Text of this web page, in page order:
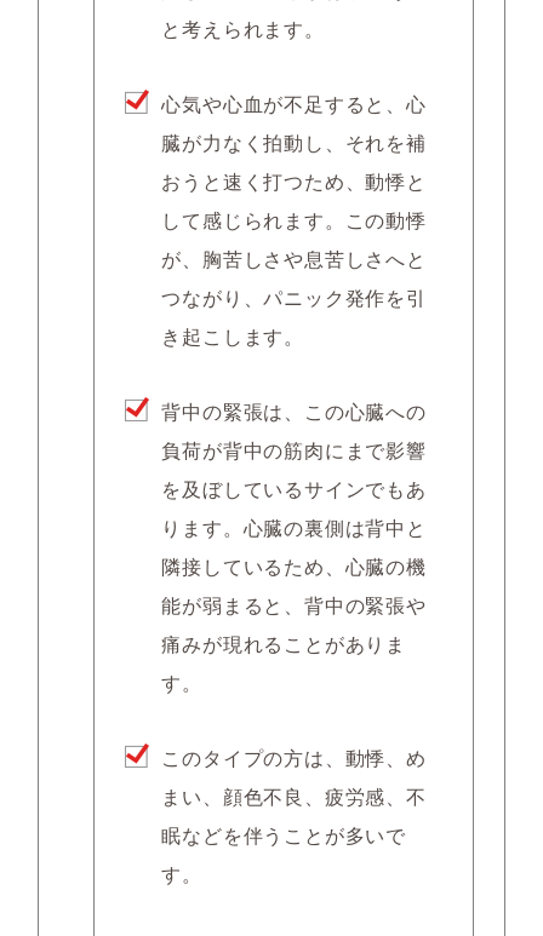
と考えられます。
心気や心血が不足すると、心
臓が力なく拍動し、それを補
おうと速く打つため、動悸と
して感じられます。この動悸
が、胸苦しさや息苦しさへと
つながり、パニック発作を引
き起こします。
背中の緊張は、この心臓への
負荷が背中の筋肉にまで影響
を及ぼしているサインでもあ
ります。心臓の裏側は背中と
隣接しているため、心臓の機
能が弱まると、背中の緊張や
痛みが現れることがありま
す。
このタイプの方は、動悸、め
まい、顔色不良、疲労感、不
眠などを伴うことが多いで
す。